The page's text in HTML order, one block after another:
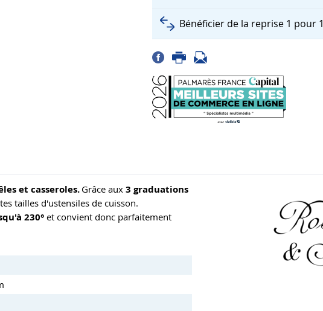
Bénéficier de la reprise 1 pour 1
et casseroles. Grâce aux 3 graduations
tailles d'ustensiles de cuisson.
230°et convient donc parfaitement